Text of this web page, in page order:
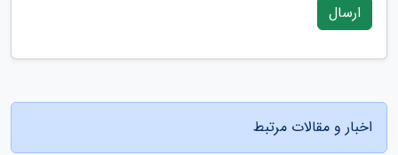
ارسال
اخبار و مقالات مرتبط